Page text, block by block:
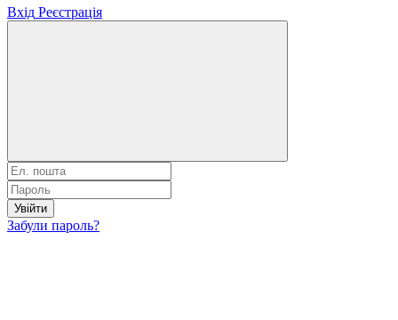
Вхід Реєстрація
Увійти
Забули пароль?